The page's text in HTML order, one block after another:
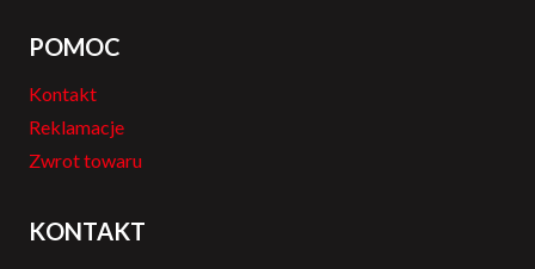
POMOC
Kontakt
Reklamacje
Zwrot towaru
KONTAKT